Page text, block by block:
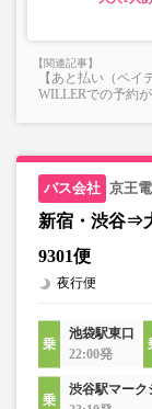
【あと払い（ペイ
WILLERでの予約
京王
新宿・渋谷⇒
9301便
夜行便
池袋駅東口
22:00発
渋谷駅マーク